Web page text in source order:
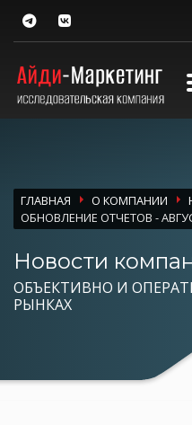
ГЛАВНАЯ О КОМПАНИИ
ОБНОВЛЕНИЕ ОТЧЕТОВ -
Новости
ОБЪЕКТИВНО И
РЫНКАХ